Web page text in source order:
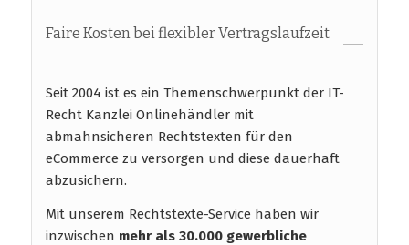
Faire Kosten bei flexibler Vertragslaufzeit
Seit 2004 ist es ein Themenschwerpunkt der IT-
Recht Kanzlei Onlinehändler mit
abmahnsicheren Rechtstexten für den
eCommerce zu versorgen und diese dauerhaft
abzusichern.
Mit unserem Rechtstexte-Service haben wir
inzwischen mehr als 30.000 gewerbliche